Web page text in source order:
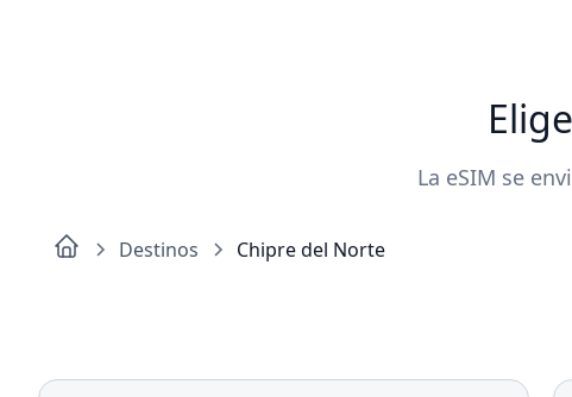
La eSIM se
Destinos Chipre del Norte